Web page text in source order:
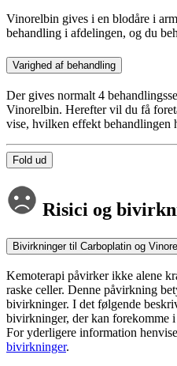
Vinorelbin gives i en blodåre i
behandling i afdelingen, og du
Varighed af behandling
Der gives normalt 4
Vinorelbin. Herefter vil du få
vise, hvilken effekt behandlingen
Fold ud
Risici og
Bivirkninger til Carboplatin og
Kemoterapi påvirker ikke alene
raske celler. Denne påvirkning
bivirkninger. I det følgende
bivirkninger, der kan forekomme
For yderligere information
bivirkninger.